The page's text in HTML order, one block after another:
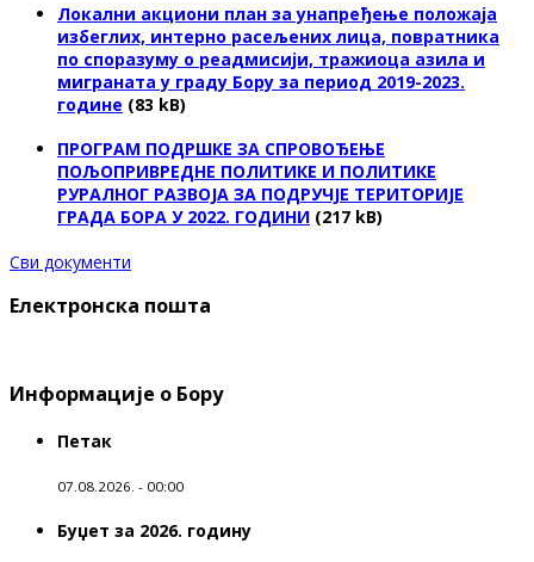
Локални акциони план за унапређење положаја
избеглих, интерно расељених лица, повратника
по споразуму о реадмисији, тражиоца азила и
миграната у граду Бору за период 2019-2023.
године (83 kB)
ПРОГРАМ ПОДРШКЕ ЗА СПРОВОЂЕЊЕ
ПОЉОПРИВРЕДНЕ ПОЛИТИКЕ И ПОЛИТИКЕ
РУРАЛНОГ РАЗВОЈА ЗА ПОДРУЧЈЕ ТЕРИТОРИЈЕ
ГРАДА БОРА У 2022. ГОДИНИ (217 kB)
Сви документи
Електронска пошта
Информације о Бору
Петак
07.08.2026. - 00:00
Буџет за 2026. годину